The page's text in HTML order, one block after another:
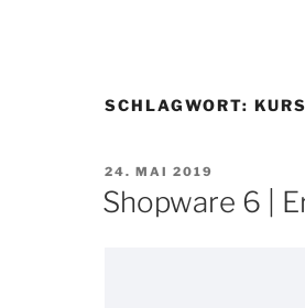
SCHLAGWORT:
VERÖFFENTLICHT
AM
24. MAI 2019
Shopware 6 |